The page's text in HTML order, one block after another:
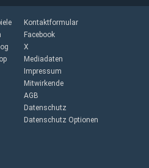
Kontaktformular
Facebook
X
Mediadaten
Impressum
Mitwirkende
AGB
Datenschutz
Datenschutz Optionen